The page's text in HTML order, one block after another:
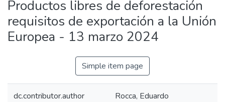
Productos libres de deforestación
requisitos de exportación a la Unión
Europea - 13 marzo 2024
Simple item page
dc.contributor.author Rocca, Eduardo